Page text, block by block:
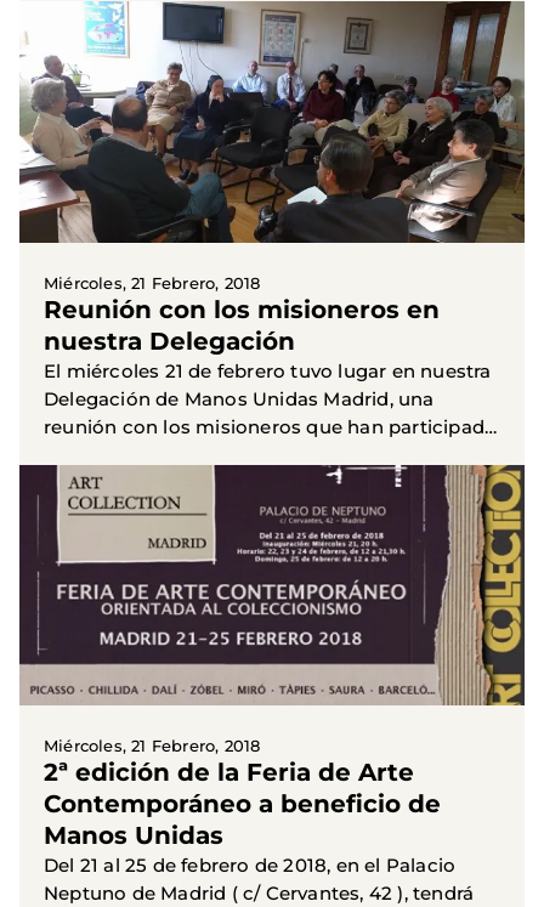
en las sesiones celebradas para...
Miércoles, 21 Febrero, 2018
Reunión con los misioneros en
nuestra Delegación
El miércoles 21 de febrero tuvo lugar en nuestra
Delegación de Manos Unidas Madrid, una
reunión con los misioneros que han participado
objetivo era, además de...
Miércoles, 21 Febrero, 2018
2ª edición de la Feria de Arte
Contemporáneo a beneficio de
Manos Unidas
Del 21 al 25 de febrero de 2018, en el Palacio
Neptuno de Madrid ( c/ Cervantes, 42 ), tendrá